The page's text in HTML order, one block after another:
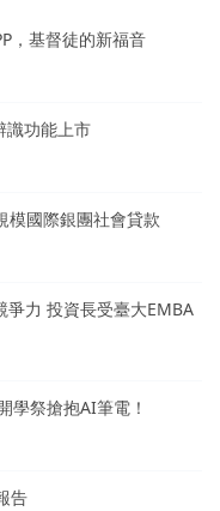
，基督徒的新福音
功能上市
模國際銀團社會貸款
力 投資長受臺大EMBA
學祭搶抱AI筆電！
告